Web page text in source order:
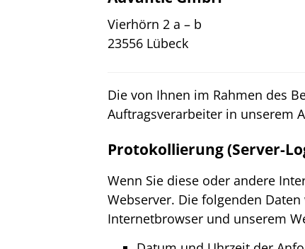
Vierhörn 2 a – b
23556 Lübeck
Die von Ihnen im Rahmen des
Auftragsverarbeiter in unserem
Protokollierung (Server-
Wenn Sie diese oder andere
Webserver. Die folgenden
Internetbrowser und unserem